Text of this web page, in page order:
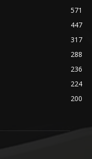
571
447
317
288
236
224
200